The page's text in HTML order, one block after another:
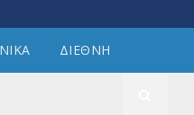
ΔΙΕΘΝΗ